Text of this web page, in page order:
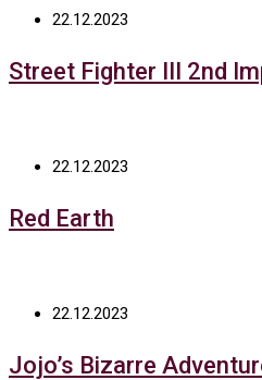
22.12.2023
Street Fighter III 2nd
22.12.2023
Red Earth
22.12.2023
Jojo’s Bizarre